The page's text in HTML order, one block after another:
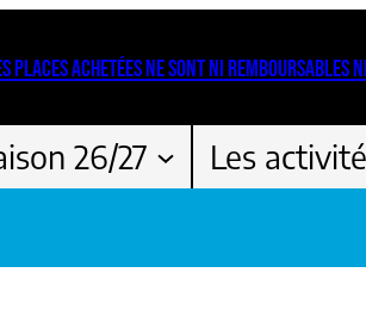
PLACES ACHETÉES NE SONT NI REMBOURSABLES
26/27 Les